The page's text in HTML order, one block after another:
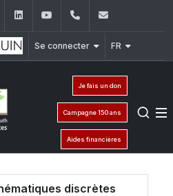
InstagramLinkedInYouTube+961 (1) 421 368
Se connecter FR
Je fais un don
Campagne 150 ans
Aides financières
discrètes